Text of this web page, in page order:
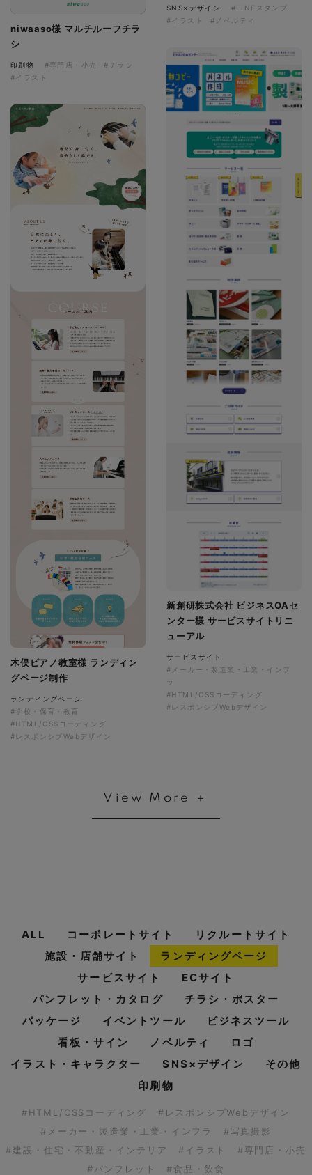
niwaaso様 マルチルーフチラ
シ
印刷物 #専門店・小売
#チラシ
#イラスト
SNS×デザイン
#LINEスタンプ
#イラスト
#ノベルティ
新創研株式会社 ビジネスOAセ
ンター様 サービスサイトリニ
ューアル
サービスサイト
#メーカー・製造業・工業・インフ
ラ
#HTML/CSSコーディング
#レスポンシブWebデザイン
木俣ピアノ教室様 ランディン
グページ制作
ランディングページ
#学校・保育・教育
#HTML/CSSコーディング
#レスポンシブWebデザイン
View More ＋
ALL コーポレートサイト
リクルートサイト
施設・店舗サイト
ランディングページ
サービスサイト
ECサイト
パンフレット・カタログ
チラシ・ポスター
パッケージ
イベントツール
ビジネスツール
看板・サイン
ノベルティ
ロゴ
イラスト・キャラクター
SNS×デザイン
その他
印刷物
#HTML/CSSコーディング
#レスポンシブWebデザイン
#メーカー・製造業・工業・インフラ
#写真撮影
#建設・住宅・不動産・インテリア
#イラスト
#専門店・小売
#パンフレット
#食品・飲食